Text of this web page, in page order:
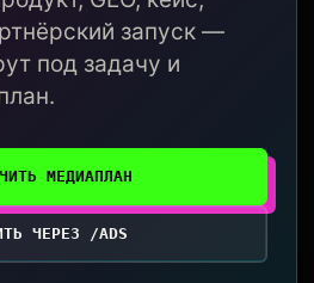
запуск —
под задачу и
МЕДИАПЛАН
ЧЕРЕЗ /ADS